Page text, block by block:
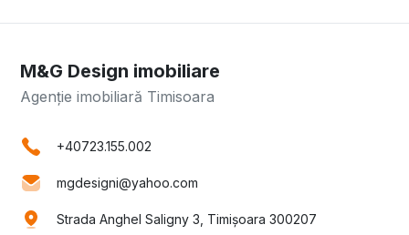
M&G Design imobiliare
Agenție imobiliară Timisoara
+40723.155.002
mgdesigni@yahoo.com
Strada Anghel Saligny 3, Timișoara 300207